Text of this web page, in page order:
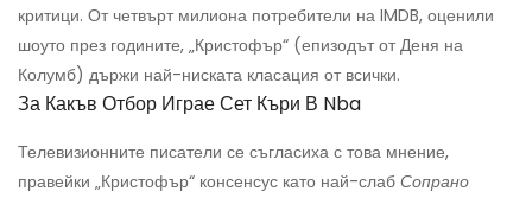
критици. От четвърт милиона потребители на IMDB, оценили
шоуто през годините, „Кристофър“ (епизодът от Деня на
Колумб) държи най-ниската класация от всички.
За Какъв Отбор Играе Сет Къри В Nba
Телевизионните писатели се съгласиха с това мнение,
правейки „Кристофър“ консенсус като най-слаб Сопрано